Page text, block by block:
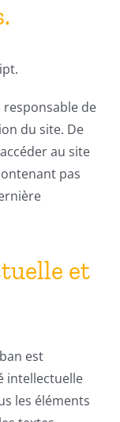
de
du site. De
au site
pas
et
est
intellectuelle
les éléments